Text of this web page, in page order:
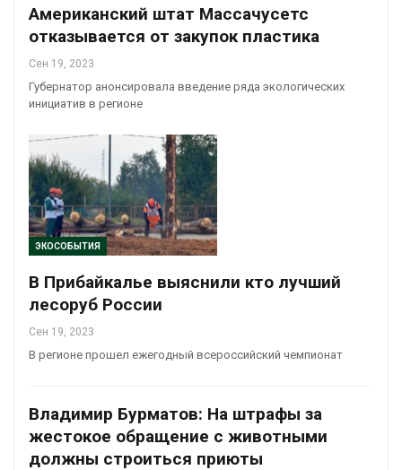
Американский штат Массачусетс
отказывается от закупок пластика
Сен 19, 2023
Губернатор анонсировала введение ряда экологических
инициатив в регионе
ЭКОСОБЫТИЯ
В Прибайкалье выяснили кто лучший
лесоруб России
Сен 19, 2023
В регионе прошел ежегодный всероссийский чемпионат
Владимир Бурматов: На штрафы за
жестокое обращение с животными
должны строиться приюты